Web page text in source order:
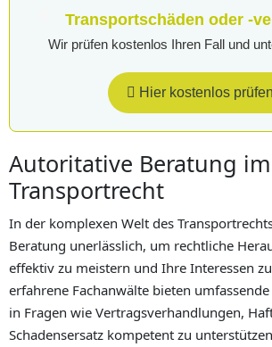
Transportschäden oder -
Wir prüfen kostenlos Ihren Fall und
Hier kostenlos prüfen
Autoritative Beratung
Transportrecht
In der komplexen Welt des
Beratung unerlässlich, um rechtliche
effektiv zu meistern und Ihre Interessen
erfahrene Fachanwälte bieten
in Fragen wie Vertragsverhandlungen,
Schadensersatz kompetent zu